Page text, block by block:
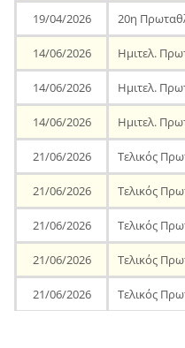
19/04/2026 20η
14/06/2026 Ημιτελ.
14/06/2026 Ημιτελ.
14/06/2026 Ημιτελ.
21/06/2026 Τελικός
21/06/2026 Τελικός
21/06/2026 Τελικός
21/06/2026 Τελικός
21/06/2026 Τελικός